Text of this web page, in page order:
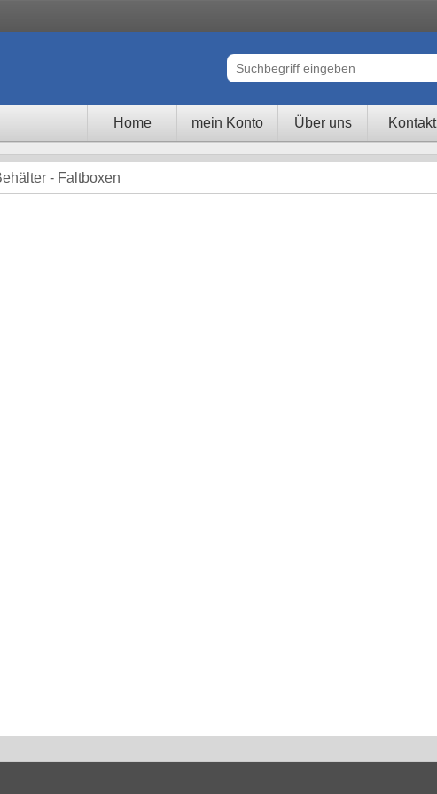
Home mein Konto Über uns Kontakt
- Faltboxen